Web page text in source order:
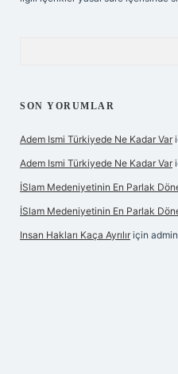
SON YORUMLAR
Adem Ismi Türkiyede Ne Kadar Var
Adem Ismi Türkiyede Ne Kadar Var
İSlam Medeniyetinin En Parlak
İSlam Medeniyetinin En Parlak
Insan Hakları Kaça Ayrılır için admin